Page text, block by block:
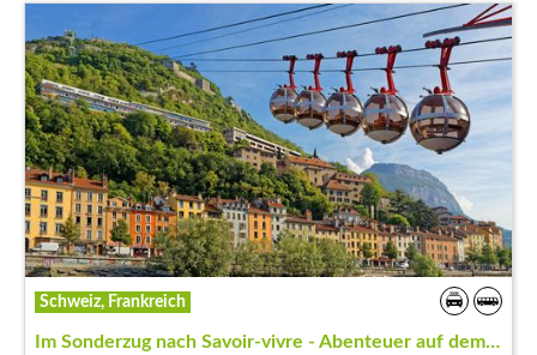
Schweiz, Frankreich
Im Sonderzug nach Savoir-vivre - Abenteuer auf dem…